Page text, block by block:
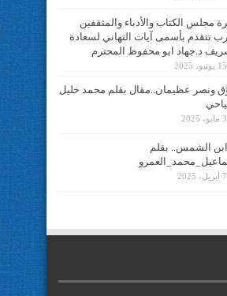
مجلس الكتاب والأدباء والمثقفين
تتقدم بأسمى آيات التهاني لسعادة
د.جهاد ابو محفوظ المحترم
15 يونيو، 2025
ونصر عظيمان..مقال بقلم محمد خليل
3 مايو، 2025
ابن الشمس.. بقلم
7 أبريل، 2025